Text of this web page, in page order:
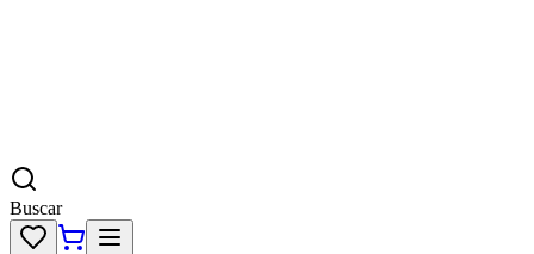
Buscar